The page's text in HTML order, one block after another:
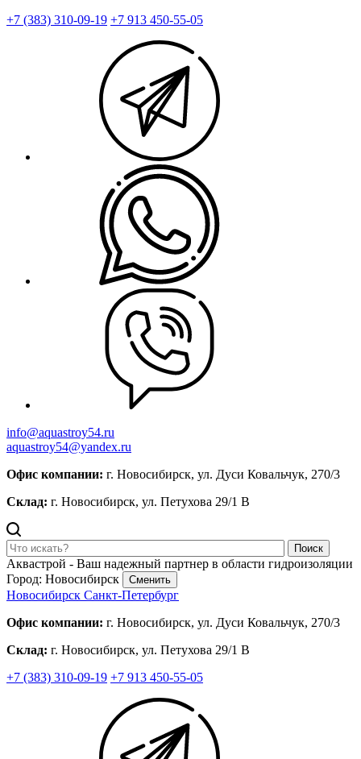
+7 (383) 310-09-19 +7 913 450-55-05
info@aquastroy54.ru
aquastroy54@yandex.ru
Офис компании: г. Новосибирск, ул. Дуси Ковальчук, 270/3
Склад: г. Новосибирск, ул. Петухова 29/1 В
Поиск
Аквастрой - Ваш надежный партнер в области гидроизоляции
Город: Новосибирск
Сменить
Новосибирск Санкт-Петербург
Офис компании: г. Новосибирск, ул. Дуси Ковальчук, 270/3
Склад: г. Новосибирск, ул. Петухова 29/1 В
+7 (383) 310-09-19 +7 913 450-55-05